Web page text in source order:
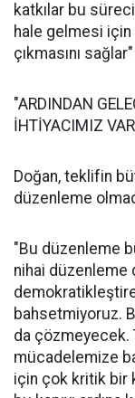
katkılar bu
hale gelmesi için
çıkmasını
"ARDINDAN
İHTİYACIMIZ
Doğan, teklifin
düzenleme
"Bu düzenleme
nihai düzenleme
bahsetmiyoruz.
da çözmeyecek.
mücadelemize
için çok kritik bir